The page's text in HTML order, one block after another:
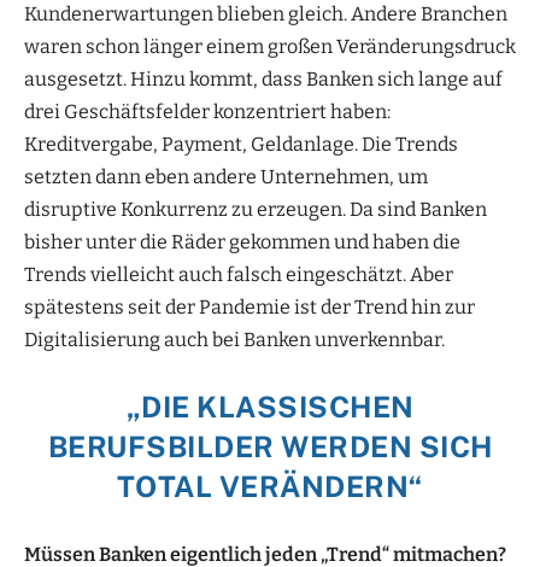
Kundenerwartungen blieben gleich. Andere Branchen
waren schon länger einem großen Veränderungsdruck
ausgesetzt. Hinzu kommt, dass Banken sich lange auf
drei Geschäftsfelder konzentriert haben:
Kreditvergabe, Payment, Geldanlage. Die Trends
setzten dann eben andere Unternehmen, um
disruptive Konkurrenz zu erzeugen. Da sind Banken
bisher unter die Räder gekommen und haben die
Trends vielleicht auch falsch eingeschätzt. Aber
spätestens seit der Pandemie ist der Trend hin zur
Digitalisierung auch bei Banken unverkennbar.
„DIE KLASSISCHEN
BERUFSBILDER WERDEN SICH
TOTAL VERÄNDERN“
Müssen Banken eigentlich jeden „Trend“ mitmachen?